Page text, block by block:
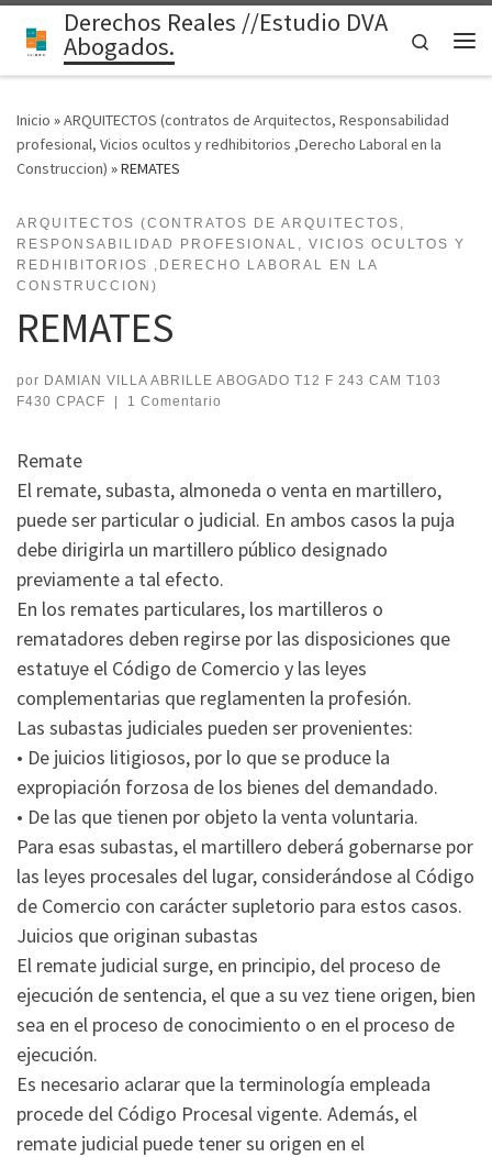
Saltar al contenido
Derechos Reales //Estudio DVA
Abogados.
Search
Inicio »ARQUITECTOS (contratos de Arquitectos, Responsabilidad
profesional, Vicios ocultos y redhibitorios ,Derecho Laboral en la
Construccion) »REMATES
ARQUITECTOS (CONTRATOS DE ARQUITECTOS,
RESPONSABILIDAD PROFESIONAL, VICIOS OCULTOS Y
REDHIBITORIOS ,DERECHO LABORAL EN LA
CONSTRUCCION)
REMATES
por DAMIAN VILLA ABRILLE ABOGADO T12 F 243 CAM T103
F430 CPACF
| 1 Comentario
Remate
El remate, subasta, almoneda o venta en martillero,
puede ser particular o judicial. En ambos casos la puja
debe dirigirla un martillero público designado
previamente a tal efecto.
En los remates particulares, los martilleros o
rematadores deben regirse por las disposiciones que
estatuye el Código de Comercio y las leyes
complementarias que reglamenten la profesión.
Las subastas judiciales pueden ser provenientes:
• De juicios litigiosos, por lo que se produce la
expropiación forzosa de los bienes del demandado.
• De las que tienen por objeto la venta voluntaria.
Para esas subastas, el martillero deberá gobernarse por
las leyes procesales del lugar, considerándose al Código
de Comercio con carácter supletorio para estos casos.
Juicios que originan subastas
El remate judicial surge, en principio, del proceso de
ejecución de sentencia, el que a su vez tiene origen, bien
sea en el proceso de conocimiento o en el proceso de
ejecución.
Es necesario aclarar que la terminología empleada
procede del Código Procesal vigente. Además, el
remate judicial puede tener su origen en el